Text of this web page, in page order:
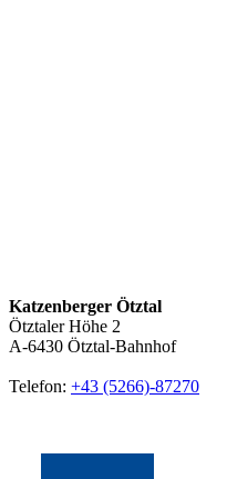
Katzenberger Ötztal
Ötztaler Höhe 2
A-6430 Ötztal-Bahnhof
Telefon: +43 (5266)-87270